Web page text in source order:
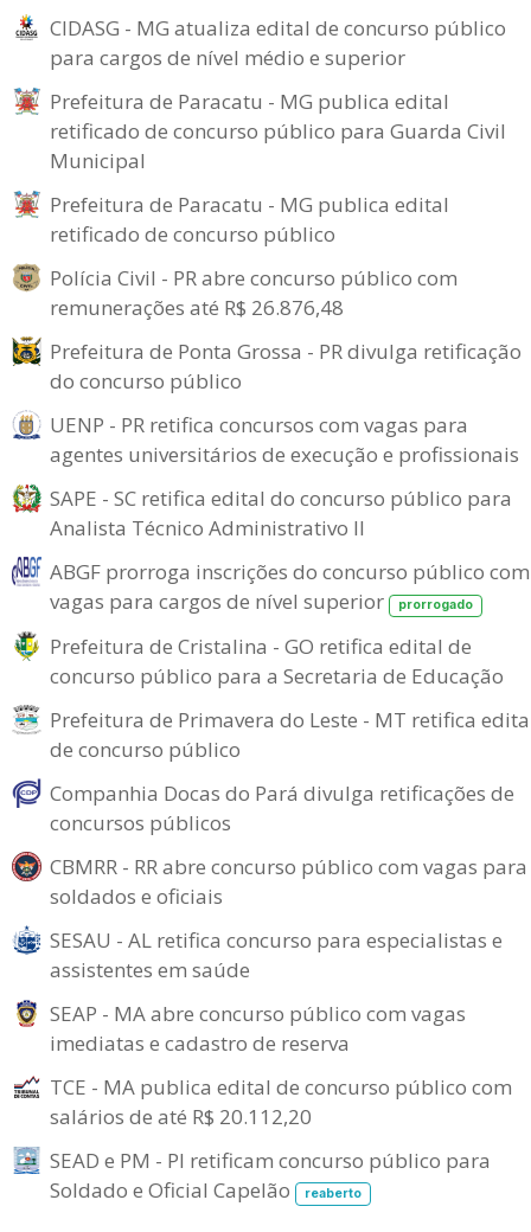
CIDASG - MG atualiza edital de concurso público
para cargos de nível médio e superior
Prefeitura de Paracatu - MG publica edital
retificado de concurso público para Guarda Civil
Municipal
Prefeitura de Paracatu - MG publica edital
retificado de concurso público
Polícia Civil - PR abre concurso público com
remunerações até R$ 26.876,48
Prefeitura de Ponta Grossa - PR divulga retificação
do concurso público
UENP - PR retifica concursos com vagas para
agentes universitários de execução e profissionais
SAPE - SC retifica edital do concurso público para
Analista Técnico Administrativo II
ABGF prorroga inscrições do concurso público com
vagas para cargos de nível superior
prorrogado
Prefeitura de Cristalina - GO retifica edital de
concurso público para a Secretaria de Educação
Prefeitura de Primavera do Leste - MT retifica
de concurso público
Companhia Docas do Pará divulga retificações de
concursos públicos
CBMRR - RR abre concurso público com vagas para
soldados e oficiais
SESAU - AL retifica concurso para especialistas e
assistentes em saúde
SEAP - MA abre concurso público com vagas
imediatas e cadastro de reserva
TCE - MA publica edital de concurso público com
salários de até R$ 20.112,20
SEAD e PM - PI retificam concurso público para
Soldado e Oficial Capelão
reaberto